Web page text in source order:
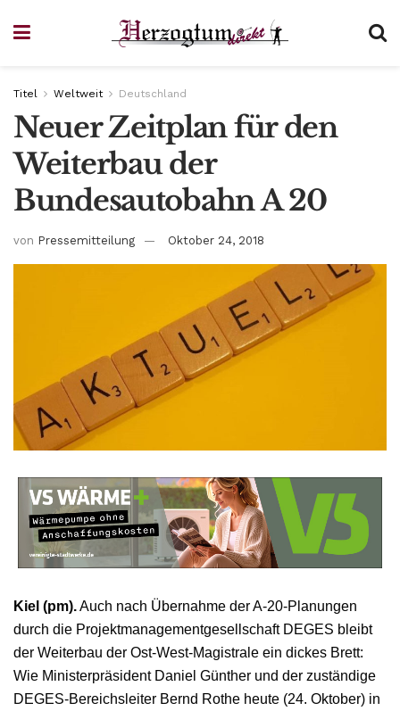
Titel Weltweit Deutschland
Neuer Zeitplan für den
Weiterbau der
Bundesautobahn A 20
von Pressemitteilung Oktober 24, 2018
Kiel (pm).Auch nach Übernahme der A-20-Planungen
durch die Projektmanagementgesellschaft DEGES bleibt
der Weiterbau der Ost-West-Magistrale ein dickes Brett:
Wie Ministerpräsident Daniel Günther und der zuständige
DEGES-Bereichsleiter Bernd Rothe heute (24. Oktober) in